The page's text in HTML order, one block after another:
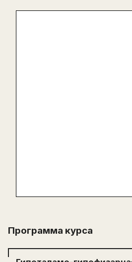
Программа курса